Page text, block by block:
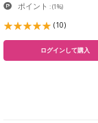
ポイント :(1%)
(10)
ログインして購入